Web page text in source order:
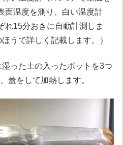
面温度を測り、白い温度計
れ15分おきに自動計測しま
うで詳しく記載します。）
った土の入ったポットを3つ
蓋をして加熱します。